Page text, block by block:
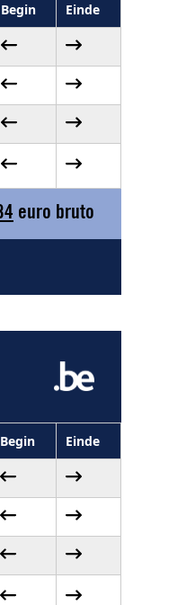
Begin Einde
euro bruto
Begin Einde